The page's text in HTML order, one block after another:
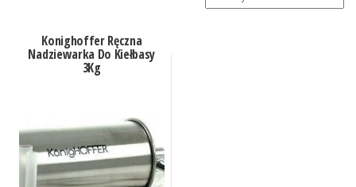
Konighoffer Ręczna
Nadziewarka Do Kiełbasy
3Kg